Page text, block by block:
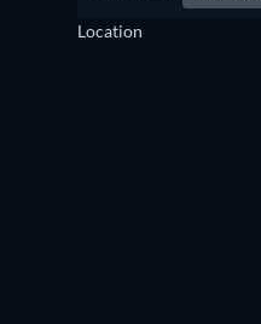
Location